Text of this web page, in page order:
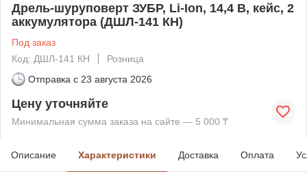
Дрель-шуруповерт ЗУБР, Li-Ion, 14,4 В, кейс, 2
аккумулятора (ДШЛ-141 КН)
Под заказ
Код: ДШЛ-141 КН
Розница
Отправка с 23 августа 2026
Цену уточняйте
Минимальная сумма заказа на сайте — 5 000 ₸
Описание Характеристики Доставка Оплата